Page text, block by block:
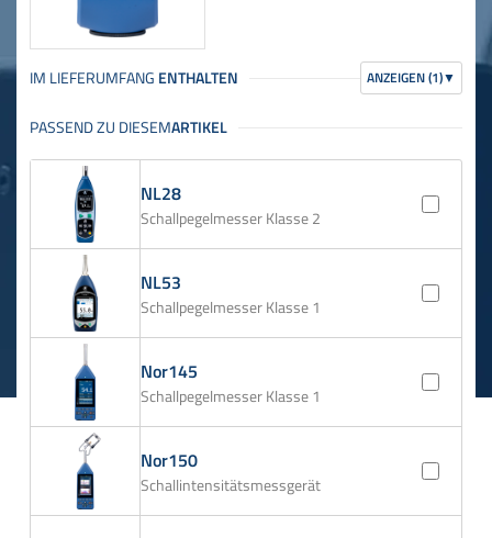
ANZEIGEN (1)▼
NL28
Schallpegelmesser Klasse 2
NL53
Schallpegelmesser Klasse 1
Nor145
Schallpegelmesser Klasse 1
Nor150
Schallintensitätsmessgerät